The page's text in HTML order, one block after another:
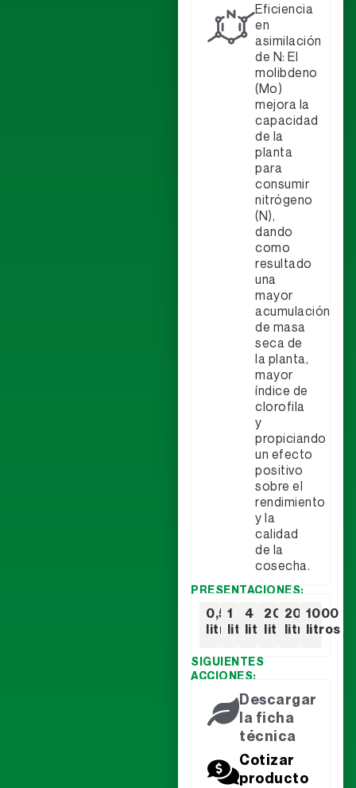
Eficiencia
en
asimilación
de N: El
molibdeno
(Mo)
mejora la
capacidad
de la
planta
para
consumir
nitrógeno
(N),
dando
como
resultado
una
mayor
acumulación
de masa
seca de
la planta,
mayor
índice de
clorofila
y
propiciando
un efecto
positivo
sobre el
rendimiento
y la
calidad
de la
cosecha.
PRESENTACIONES:
0,5
litros
1
litro
4
litros
20
litros
200
litros
1000
litros
SIGUIENTES
ACCIONES:
Descargar
la ficha
técnica
Cotizar
producto